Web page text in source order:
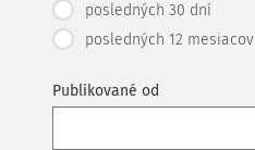
posledných 30 dní
posledných 12 mesiacov
Publikované od